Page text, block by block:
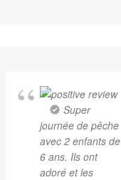
Super
journée de pêche
avec 2 enfants de
6 ans. Ils ont
adoré et les